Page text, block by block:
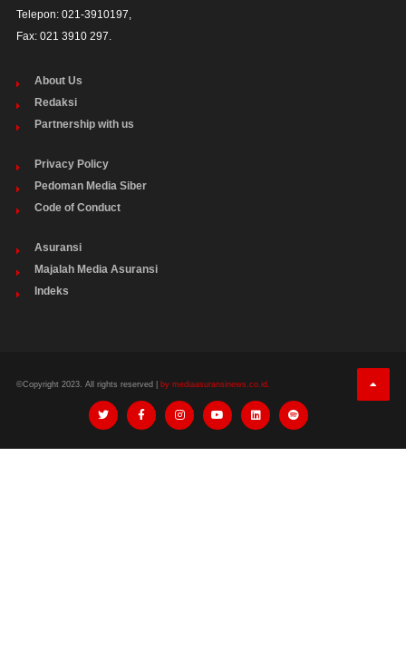
Telepon: 021-3910197,
Fax: 021 3910 297.
About Us
Redaksi
Partnership with us
Privacy Policy
Pedoman Media Siber
Code of Conduct
Asuransi
Majalah Media Asuransi
Indeks
©Copyright 2023. All rights reserved | by mediaasuransinews.co.id.